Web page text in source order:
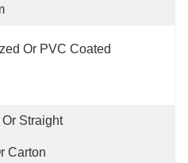
Or PVC Coated
Straight
Carton